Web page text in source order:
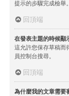
提示的步驟完成檢舉。
回頂端
在發表主題的時候顯
這允許您保存草稿而
員控制台搜尋。
回頂端
為什麼我的文章需要